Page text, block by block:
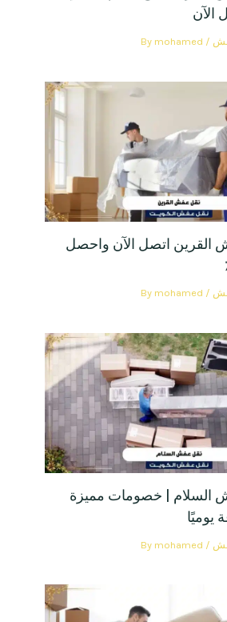
اتصل الآن واحصل
| خصومات مميزة